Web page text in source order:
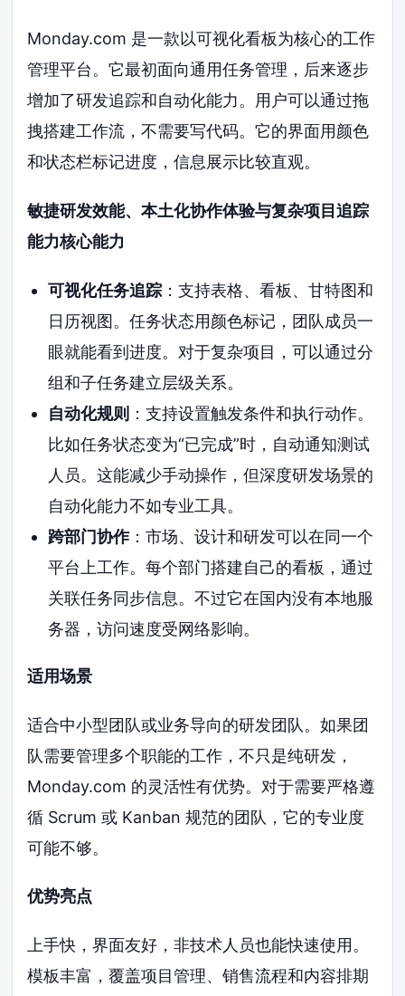
Monday.com 是一款以可视化看板为核心的工作
管理平台。它最初面向通用任务管理，后来逐步
增加了研发追踪和自动化能力。用户可以通过拖
拽搭建工作流，不需要写代码。它的界面用颜色
和状态栏标记进度，信息展示比较直观。
敏捷研发效能、本土化协作体验与复杂项目追踪
能力核心能力
可视化任务追踪：支持表格、看板、甘特图和
日历视图。任务状态用颜色标记，团队成员一
眼就能看到进度。对于复杂项目，可以通过分
组和子任务建立层级关系。
自动化规则 ：支持设置触发条件和执行动作。
比如任务状态变为“已完成”时，自动通知测试
人员。这能减少手动操作，但深度研发场景的
自动化能力不如专业工具。
跨部门协作：市场、设计和研发可以在同一个
平台上工作。每个部门搭建自己的看板，通过
关联任务同步信息。不过它在国内没有本地服
务器，访问速度受网络影响。
适用场景
适合中小型团队或业务导向的研发团队。如果团
队需要管理多个职能的工作，不只是纯研发，
Monday.com 的灵活性有优势。对于需要严格遵
循 Scrum 或 Kanban 规范的团队，它的专业度
可能不够。
优势亮点
上手快，界面友好，非技术人员也能快速使用。
模板丰富，覆盖项目管理、销售流程和内容排期